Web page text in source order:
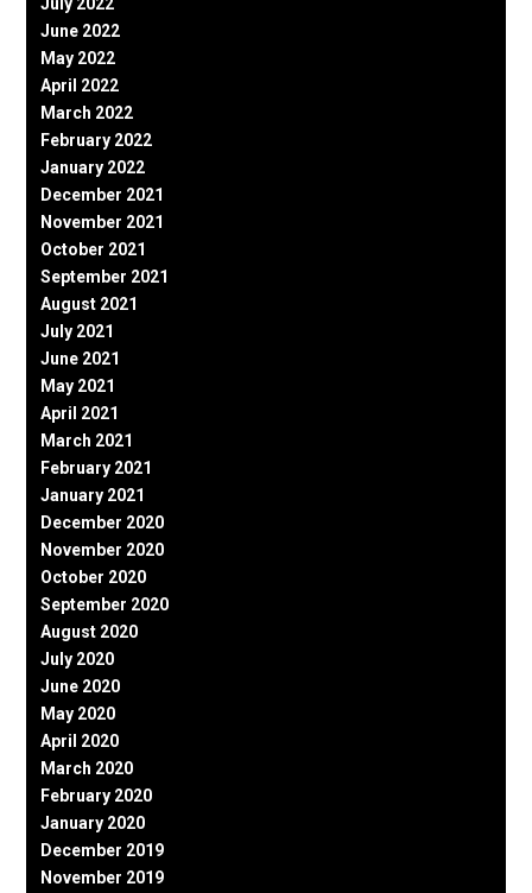
July 2022
June 2022
May 2022
April 2022
March 2022
February 2022
January 2022
December 2021
November 2021
October 2021
September 2021
August 2021
July 2021
June 2021
May 2021
April 2021
March 2021
February 2021
January 2021
December 2020
November 2020
October 2020
September 2020
August 2020
July 2020
June 2020
May 2020
April 2020
March 2020
February 2020
January 2020
December 2019
November 2019